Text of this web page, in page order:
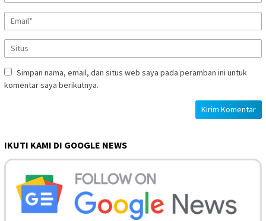
Simpan nama, email, dan situs web saya pada peramban ini untuk
komentar saya berikutnya.
IKUTI KAMI DI GOOGLE NEWS